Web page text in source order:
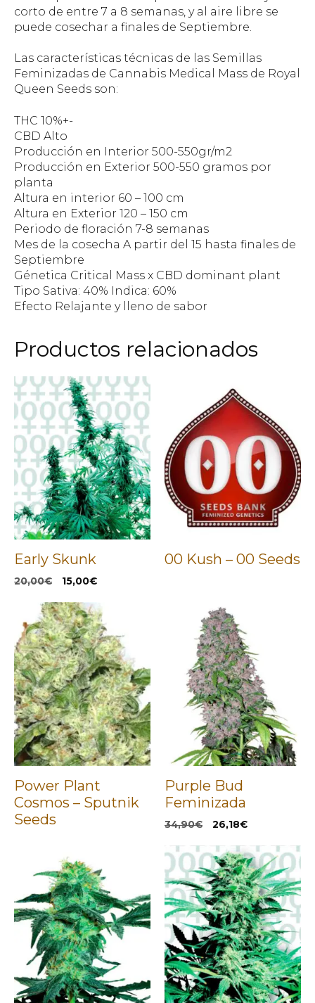
corto de entre 7 a 8 semanas, y al aire libre se
puede cosechar a finales de Septiembre.
Las características técnicas de las Semillas
Feminizadas de Cannabis Medical Mass de Royal
Queen Seeds son:
THC 10%+-
CBD Alto
Producción en Interior 500-550gr/m2
Producción en Exterior 500-550 gramos por
planta
Altura en interior 60 – 100 cm
Altura en Exterior 120 – 150 cm
Periodo de floración 7-8 semanas
Mes de la cosecha A partir del 15 hasta finales de
Septiembre
Génetica Critical Mass x CBD dominant plant
Tipo Sativa: 40% Indica: 60%
Efecto Relajante y lleno de sabor
Productos relacionados
Early Skunk
20,00€
El
original
era:
20,00€.
15,00€El
actual
es:
15,00€.
00 Kush – 00 Seeds
Power Plant
Cosmos – Sputnik
Seeds
Purple Bud
Feminizada
34,90€
El
original
era:
34,90€.
26,18€El
actual
es:
26,18€.